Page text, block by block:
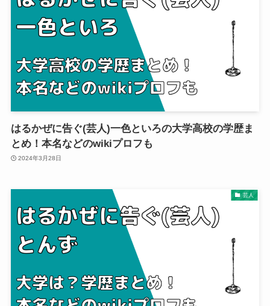
はるかぜに告ぐ(芸人)一色といろの大学高校の学歴ま
とめ！本名などのwikiプロフも
2024年3月28日
芸人